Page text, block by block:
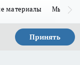
материалы Мы в
Принять